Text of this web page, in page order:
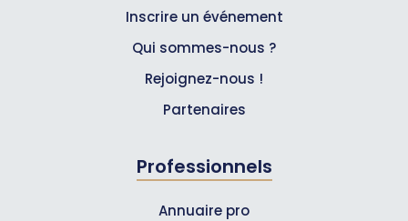
Inscrire un événement
Qui sommes-nous ?
Rejoignez-nous !
Partenaires
Professionnels
Annuaire pro